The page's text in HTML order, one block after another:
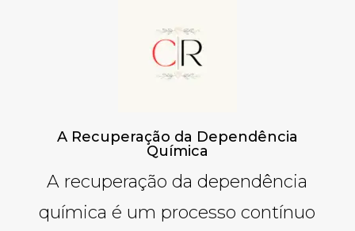
A Recuperação da Dependência
Química
A recuperação da dependência
química é um processo contínuo